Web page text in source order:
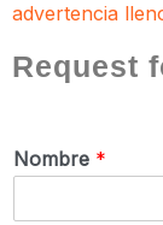
advertencia
Request
Nombre *